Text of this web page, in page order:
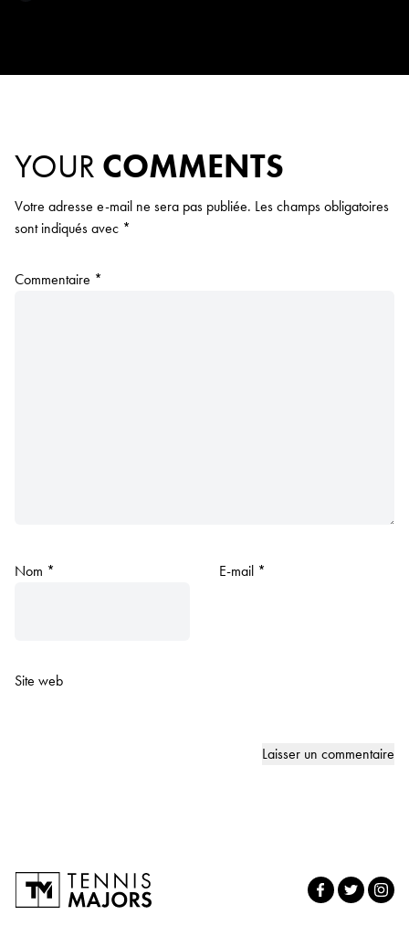
YOUR COMMENTS
Votre adresse e-mail ne sera pas publiée. Les champs obligatoires
sont indiqués avec *
Commentaire *
Nom * E-mail *
Site web